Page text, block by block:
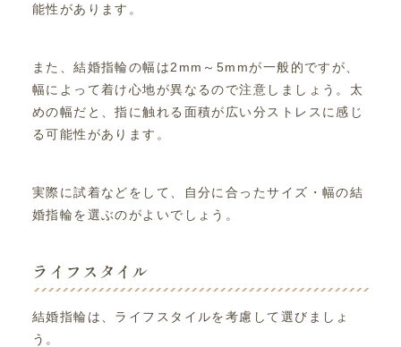
能性があります。
また、結婚指輪の幅は2mm～5mmが一般的ですが、
幅によって着け心地が異なるので注意しましょう。太
めの幅だと、指に触れる面積が広い分ストレスに感じ
る可能性があります。
実際に試着などをして、自分に合ったサイズ・幅の結
婚指輪を選ぶのがよいでしょう。
ライフスタイル
結婚指輪は、ライフスタイルを考慮して選びましょ
う。